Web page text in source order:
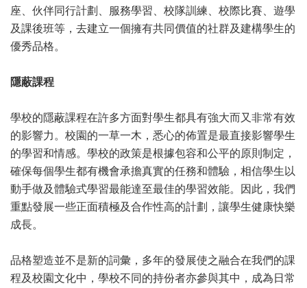
座、伙伴同行計劃、服務學習、校隊訓練、校際比賽、遊學
及課後班等，去建立一個擁有共同價值的社群及建構學生的
優秀品格。
隱蔽課程
學校的隱蔽課程在許多方面對學生都具有強大而又非常有效
的影響力。校園的一草一木，悉心的佈置是最直接影響學生
的學習和情感。學校的政策是根據包容和公平的原則制定，
確保每個學生都有機會承擔真實的任務和體驗，相信學生以
動手做及體驗式學習最能達至最佳的學習效能。因此，我們
重點發展一些正面積極及合作性高的計劃，讓學生健康快樂
成長。
品格塑造並不是新的詞彙，多年的發展使之融合在我們的課
程及校園文化中，學校不同的持份者亦參與其中，成為日常